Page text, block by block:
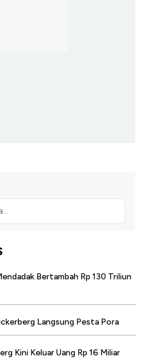
Bertambah Rp 130 Triliun
Langsung Pesta Pora
Kini Keluar Uang Rp 16 Miliar